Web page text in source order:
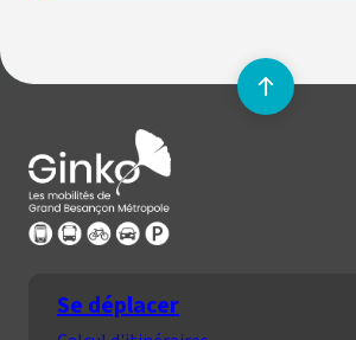
Remonter
vers
Se déplacer